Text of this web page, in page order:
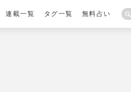
連載一覧 タグ一覧 無料占い